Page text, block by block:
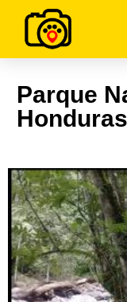
Parque
Honduras